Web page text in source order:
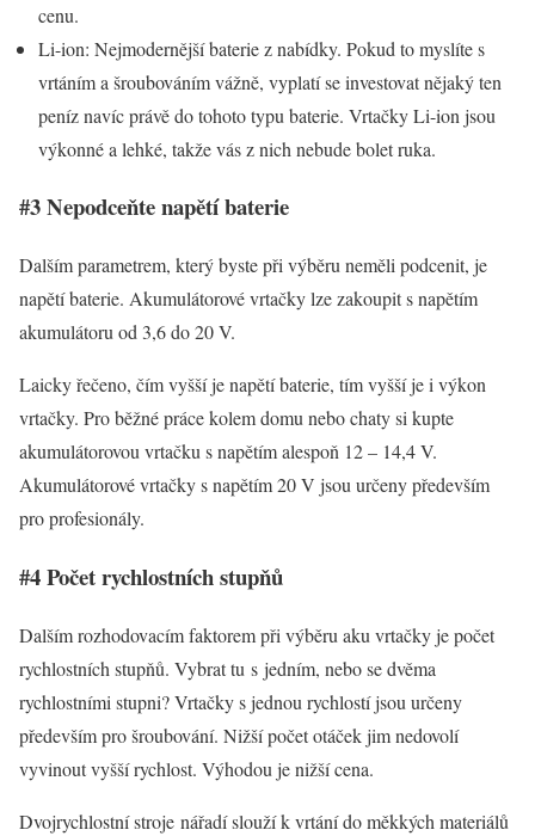
cenu.
Li-ion: Nejmodernější baterie z nabídky. Pokud to myslíte s
vrtáním a šroubováním vážně, vyplatí se investovat nějaký ten
peníz navíc právě do tohoto typu baterie. Vrtačky Li-ion jsou
výkonné a lehké, takže vás z nich nebude bolet ruka.
#3 Nepodceňte napětí baterie
Dalším parametrem, který byste při výběru neměli podcenit, je
napětí baterie. Akumulátorové vrtačky lze zakoupit s napětím
akumulátoru od 3,6 do 20 V.
Laicky řečeno, čím vyšší je napětí baterie, tím vyšší je i výkon
vrtačky. Pro běžné práce kolem domu nebo chaty si kupte
akumulátorovou vrtačku s napětím alespoň 12 – 14,4 V.
Akumulátorové vrtačky s napětím 20 V jsou určeny především
pro profesionály.
#4 Počet rychlostních stupňů
Dalším rozhodovacím faktorem při výběru aku vrtačky je počet
rychlostních stupňů. Vybrat tu s jedním, nebo se dvěma
rychlostními stupni? Vrtačky s jednou rychlostí jsou určeny
především pro šroubování. Nižší počet otáček jim nedovolí
vyvinout vyšší rychlost. Výhodou je nižší cena.
Dvojrychlostní stroje nářadí slouží k vrtání do měkkých materiálů